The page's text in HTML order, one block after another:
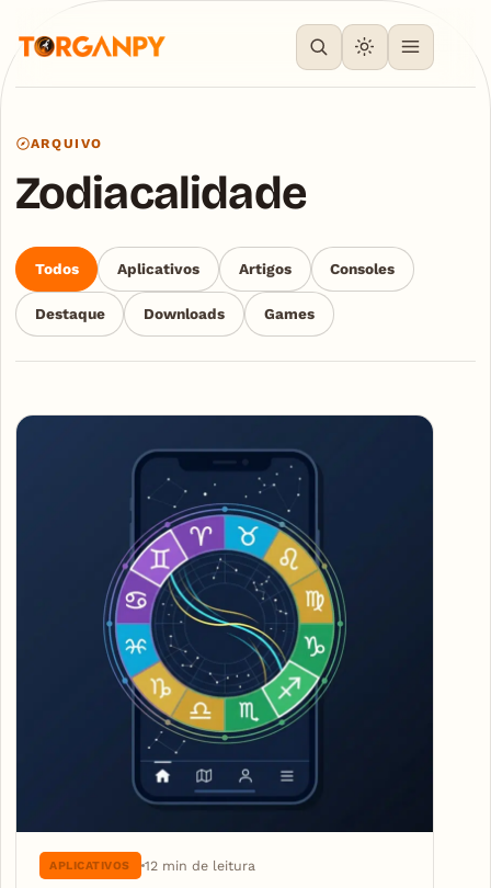
ARQUIVO
Zodiacalidade
Todos Aplicativos Artigos Consoles
Destaque Downloads Games
Articles
APLICATIVOS 12 min de leitura